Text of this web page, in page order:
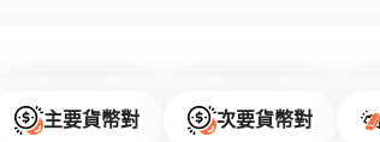
主要貨幣對 次要貨幣對